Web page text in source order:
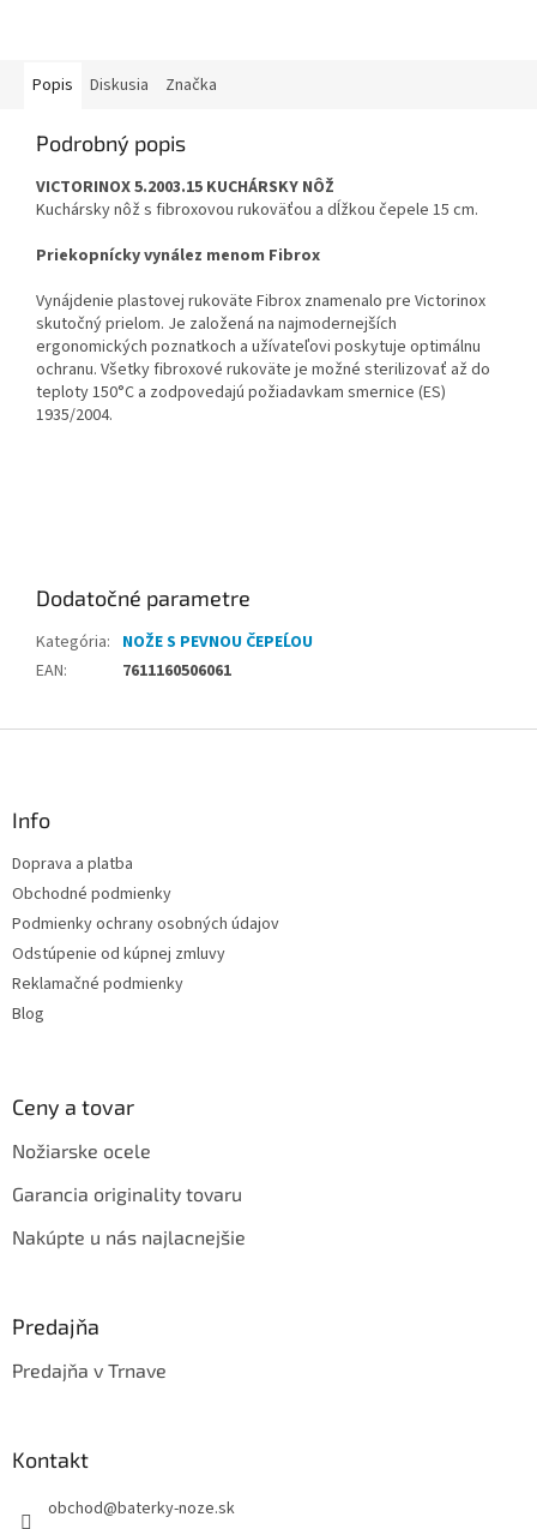
Popis Diskusia Značka
Podrobný popis
VICTORINOX 5.2003.15 KUCHÁRSKY NÔŽ
Kuchársky nôž s fibroxovou rukoväťou a dĺžkou čepele 15 cm.
Priekopnícky vynález menom Fibrox
Vynájdenie plastovej rukoväte Fibrox znamenalo pre Victorinox
skutočný prielom. Je založená na najmodernejších
ergonomických poznatkoch a užívateľovi poskytuje optimálnu
ochranu. Všetky fibroxové rukoväte je možné sterilizovať až do
teploty 150°C a zodpovedajú požiadavkam smernice (ES)
1935/2004.
Dodatočné parametre
Kategória: NOŽE S PEVNOU ČEPEĹOU
EAN: 7611160506061
Info
Doprava a platba
Obchodné podmienky
Podmienky ochrany osobných údajov
Odstúpenie od kúpnej zmluvy
Reklamačné podmienky
Blog
Ceny a tovar
Nožiarske ocele
Garancia originality tovaru
Nakúpte u nás najlacnejšie
Predajňa
Predajňa v Trnave
Kontakt
obchod@baterky-noze.sk